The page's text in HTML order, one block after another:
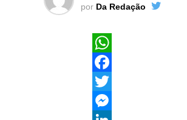
por Da Redação
WhatsApp
Facebook
Twitter